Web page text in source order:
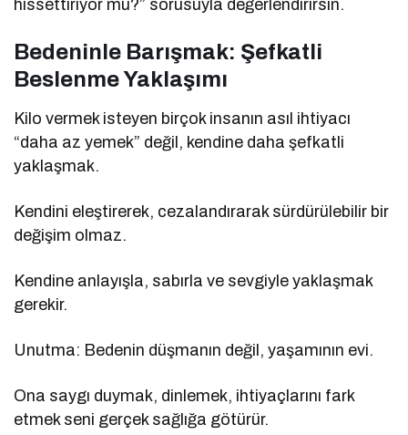
hissettiriyor mu?” sorusuyla değerlendirirsin.
Bedeninle Barışmak: Şefkatli
Beslenme Yaklaşımı
Kilo vermek isteyen birçok insanın asıl ihtiyacı
“daha az yemek” değil, kendine daha şefkatli
yaklaşmak.
Kendini eleştirerek, cezalandırarak sürdürülebilir bir
değişim olmaz.
Kendine anlayışla, sabırla ve sevgiyle yaklaşmak
gerekir.
Unutma: Bedenin düşmanın değil, yaşamının evi.
Ona saygı duymak, dinlemek, ihtiyaçlarını fark
etmek seni gerçek sağlığa götürür.